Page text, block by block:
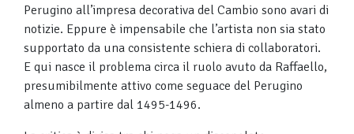
Perugino all’impresa decorativa del Cambio sono avari di
notizie. Eppure è impensabile che l’artista non sia stato
supportato da una consistente schiera di collaboratori.
E qui nasce il problema circa il ruolo avuto da Raffaello,
presumibilmente attivo come seguace del Perugino
almeno a partire dal 1495-1496.